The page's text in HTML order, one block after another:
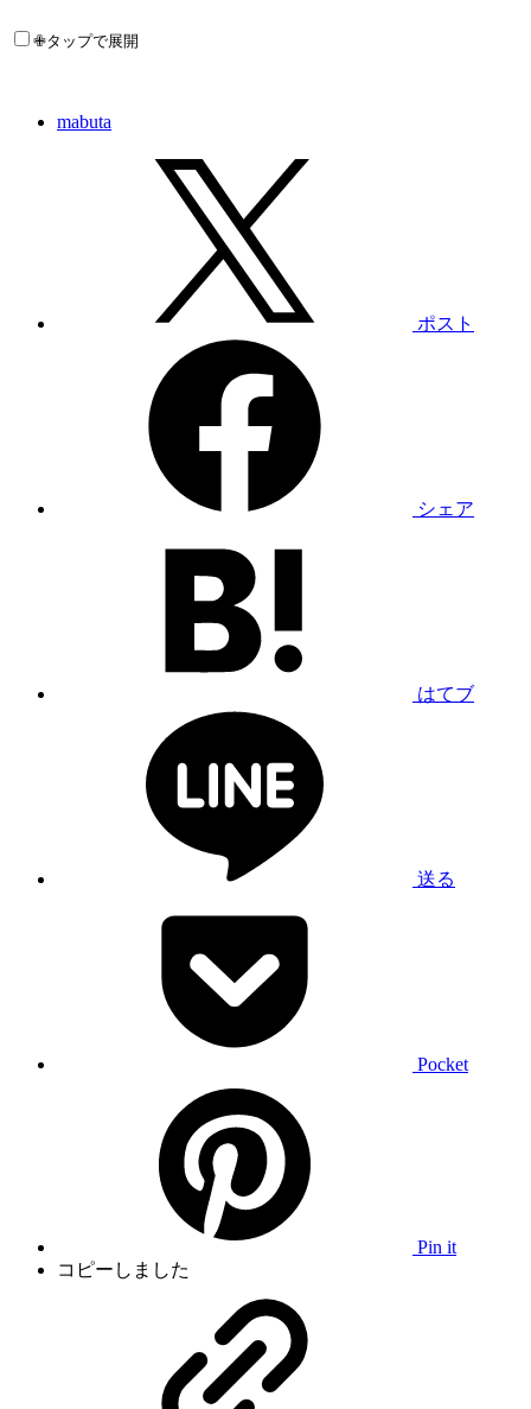
✙タップで展開
mabuta
ポスト
シェア
はてブ
送る
Pocket
Pin it
コピーしました